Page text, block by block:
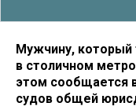
Мужчину, который
в столичном
этом сообщается
судов общей